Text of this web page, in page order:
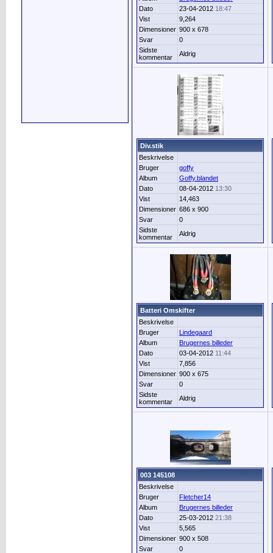
Dato
23-04-2012 18:47
Vist
9,264
Dimensioner 900 x 678
Svar
0
Sidste
kommentar
Aldrig
Div.stik
Beskrivelse
Bruger
goffy
Album
Goffy.blandet
Dato
08-04-2012 13:30
Vist
14,463
Dimensioner 686 x 900
Svar
0
Sidste
kommentar
Aldrig
Batteri Omskifter
Beskrivelse
Bruger
Lindegaard
Album
Brugernes billeder
Dato
03-04-2012 11:44
Vist
7,856
Dimensioner 900 x 675
Svar
0
Sidste
kommentar
Aldrig
003 145108
Beskrivelse
Bruger
Fletcher14
Album
Brugernes billeder
Dato
25-03-2012 21:38
Vist
5,565
Dimensioner 900 x 508
Svar
0